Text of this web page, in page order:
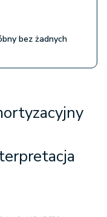
bez żadnych